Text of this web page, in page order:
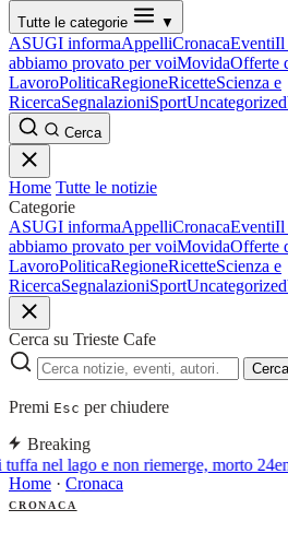
Tutte le categorie ▼
ASUGI informaAppelliCronacaEventiIl
abbiamo provato per voiMovidaOfferte
LavoroPoliticaRegioneRicetteScienza e
RicercaSegnalazioniSportUncategorized
Cerca
Home Tutte le notizie
Categorie
ASUGI informaAppelliCronacaEventiIl
abbiamo provato per voiMovidaOfferte
LavoroPoliticaRegioneRicetteScienza e
RicercaSegnalazioniSportUncategorized
Cerca su Trieste Cafe
Cerca
Premi Esc per chiudere
Breaking
nel lago e non riemerge, morto
Home · Cronaca
CRONACA